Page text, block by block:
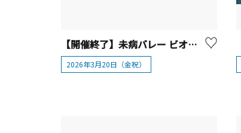
【開催終了】未病バレー ビオトピア「2026未病の日 スプリングチャレンジ in ビオトピア ～ME-BYOフェスタ・ワークショップコレクション～」【大井町】
2026年3月20日（金祝）